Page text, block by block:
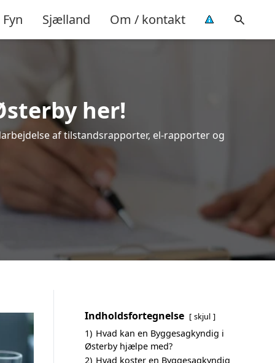
Fyn Sjælland Om / kontakt
her!
af tilstandsrapporter, el-rapporter og
Indholdsfortegnelse skjul
1) Hvad kan en Byggesagkyndig i
Østerby hjælpe med?
2) Hvad koster en Byggesagkyndig